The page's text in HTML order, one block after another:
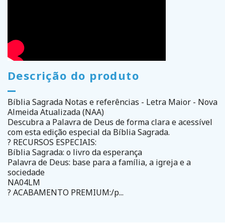
Descrição do produto
Bíblia Sagrada Notas e referências - Letra Maior - Nova
Almeida Atualizada (NAA)
Descubra a Palavra de Deus de forma clara e acessível
com esta edição especial da Bíblia Sagrada.
? RECURSOS ESPECIAIS:
Bíblia Sagrada: o livro da esperança
Palavra de Deus: base para a família, a igreja e a
sociedade
NA04LM
? ACABAMENTO PREMIUM:/p...